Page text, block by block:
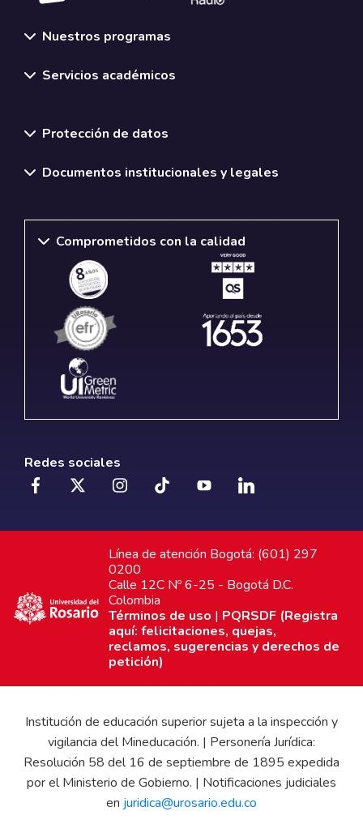
Nuestros programas
Servicios académicos
Protección de datos
Documentos institucionales y legales
Comprometidos con la calidad
Redes sociales
Línea de atención Bogotá: (601) 297
0200
Calle 12C Nº 6-25 - Bogotá D.C.
Colombia
Términos de uso | PQRSDF (Registra
aquí: felicitaciones, quejas,
reclamos, sugerencias y derechos de
petición)
Institución de educación superior sujeta a la inspección y
vigilancia del Mineducación. | Personería Jurídica:
Resolución 58 del 16 de septiembre de 1895 expedida
por el Ministerio de Gobierno. | Notificaciones judiciales
en juridica@urosario.edu.co